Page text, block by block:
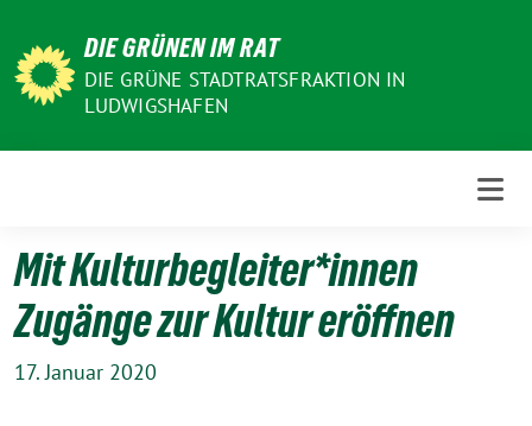
zum
Inhalt
DIE GRÜNEN IM RAT
DIE GRÜNE STADTRATSFRAKTION IN
LUDWIGSHAFEN
Mit Kulturbegleiter*innen
Zugänge zur Kultur eröffnen
17. Januar 2020